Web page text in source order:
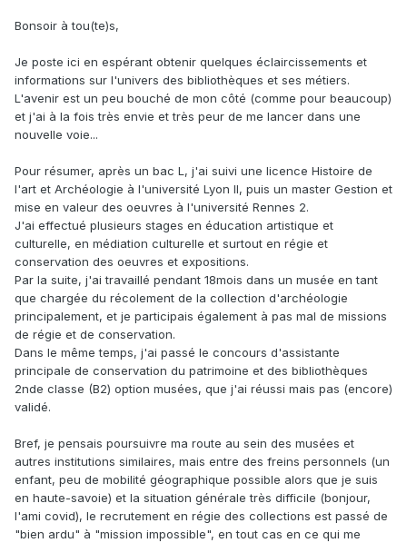
Bonsoir à tou(te)s,
Je poste ici en espérant obtenir quelques éclaircissements et
informations sur l'univers des bibliothèques et ses métiers.
L'avenir est un peu bouché de mon côté (comme pour beaucoup)
et j'ai à la fois très envie et très peur de me lancer dans une
nouvelle voie...
Pour résumer, après un bac L, j'ai suivi une licence Histoire de
l'art et Archéologie à l'université Lyon II, puis un master Gestion et
mise en valeur des oeuvres à l'université Rennes 2.
J'ai effectué plusieurs stages en éducation artistique et
culturelle, en médiation culturelle et surtout en régie et
conservation des oeuvres et expositions.
Par la suite, j'ai travaillé pendant 18mois dans un musée en tant
que chargée du récolement de la collection d'archéologie
principalement, et je participais également à pas mal de missions
de régie et de conservation.
Dans le même temps, j'ai passé le concours d'assistante
principale de conservation du patrimoine et des bibliothèques
2nde classe (B2) option musées, que j'ai réussi mais pas (encore)
validé.
Bref, je pensais poursuivre ma route au sein des musées et
autres institutions similaires, mais entre des freins personnels (un
enfant, peu de mobilité géographique possible alors que je suis
en haute-savoie) et la situation générale très difficile (bonjour,
l'ami covid), le recrutement en régie des collections est passé de
"bien ardu" à "mission impossible", en tout cas en ce qui me